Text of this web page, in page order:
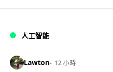
人工智能
Lawton 12 小時